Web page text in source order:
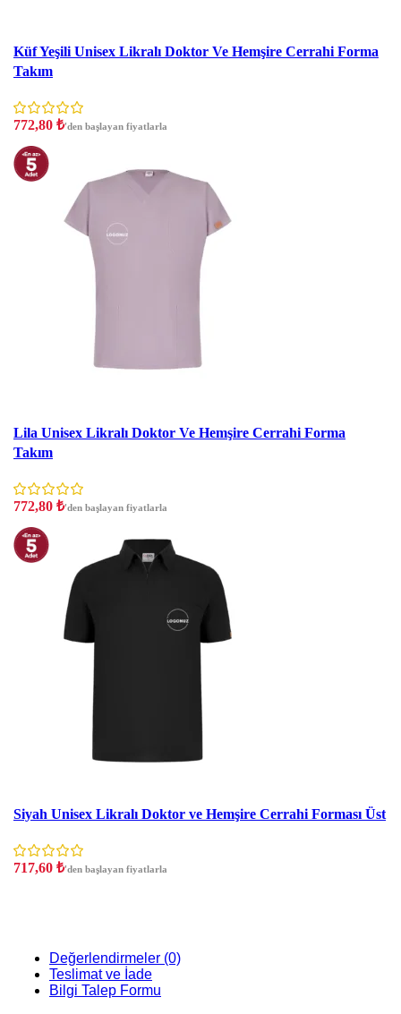
Küf Yeşili Unisex Likralı Doktor Ve Hemşire Cerrahi Forma
Takım
772,80 ₺'den başlayan fiyatlarla
Lila Unisex Likralı Doktor Ve Hemşire Cerrahi Forma
Takım
772,80 ₺'den başlayan fiyatlarla
Siyah Unisex Likralı Doktor ve Hemşire Cerrahi Forması Üst
717,60 ₺'den başlayan fiyatlarla
Değerlendirmeler (0)
Teslimat ve İade
Bilgi Talep Formu